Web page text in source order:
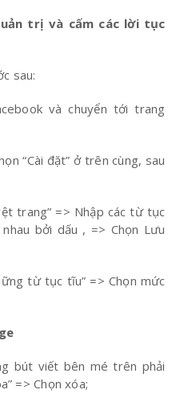
trị và cấm các lời tục
sau:
và chuyển tới trang
“Cài đặt” ở trên cùng, sau
trang” => Nhập các từ tục
bởi dấu , => Chọn Lưu
từ tục tĩu” => Chọn mức
bút viết bên mé trên phải
=> Chọn xóa;